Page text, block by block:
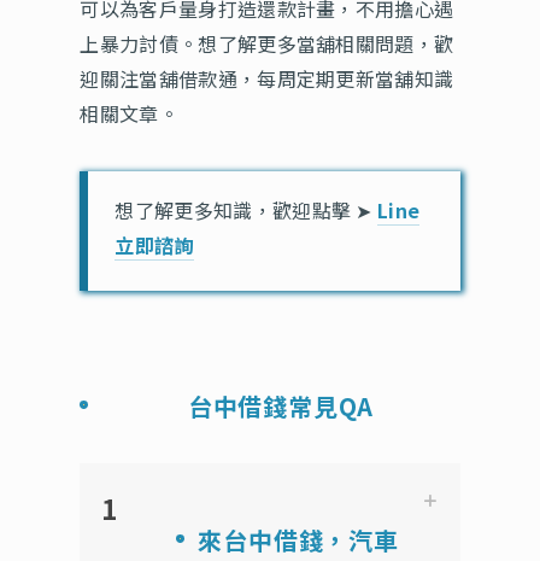
可以為客戶量身打造還款計畫，不用擔心遇
上暴力討債。想了解更多當舖相關問題，歡
迎關注當舖借款通，每周定期更新當舖知識
相關文章。
想了解更多知識，歡迎點擊 ➤ Line
立即諮詢
台中借錢常見QA
1
來台中借錢，汽車